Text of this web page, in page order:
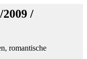
/
romantische